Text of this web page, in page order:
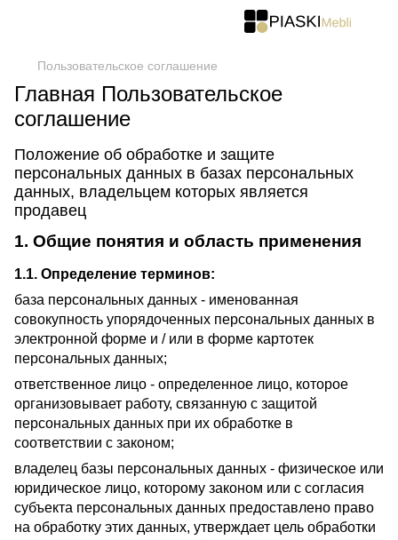
Пользовательское соглашение
Главная Пользовательское
соглашение
Положение об обработке и защите
персональных данных в базах персональных
данных, владельцем которых является
продавец
1. Общие понятия и область применения
1.1. Определение терминов:
база персональных данных - именованная
совокупность упорядоченных персональных данных в
электронной форме и / или в форме картотек
персональных данных;
ответственное лицо - определенное лицо, которое
организовывает работу, связанную с защитой
персональных данных при их обработке в
соответствии с законом;
владелец базы персональных данных - физическое или
юридическое лицо, которому законом или с согласия
субъекта персональных данных предоставлено право
на обработку этих данных, утверждает цель обработки